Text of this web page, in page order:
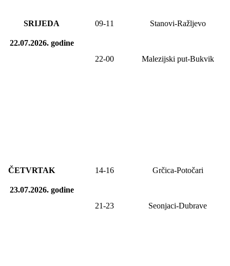
SRIJEDA
22.07.2026.godine
09-1 1 Stanovi-Ražljevo
22-00 Malezijski put-Bukvik
ČETVRTAK
23.07.2026.godine
14-16 Grčica-Potočari
21-23 Seonjaci-Dubrave